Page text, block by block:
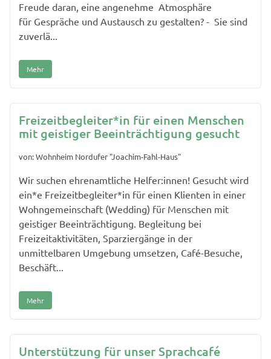
Freude daran, eine angenehme Atmosphäre
für Gespräche und Austausch zu gestalten? - Sie sind
zuverlä...
Mehr
Freizeitbegleiter*in für einen Menschen
mit geistiger Beeinträchtigung gesucht
von: Wohnheim Nordufer "Joachim-Fahl-Haus"
Wir suchen ehrenamtliche Helfer:innen! Gesucht wird
ein*e Freizeitbegleiter*in für einen Klienten in einer
Wohngemeinschaft (Wedding) für Menschen mit
geistiger Beeinträchtigung. Begleitung bei
Freizeitaktivitäten, Sparziergänge in der
unmittelbaren Umgebung umsetzen, Café-Besuche,
Beschäft...
Mehr
Unterstützung für unser Sprachcafé